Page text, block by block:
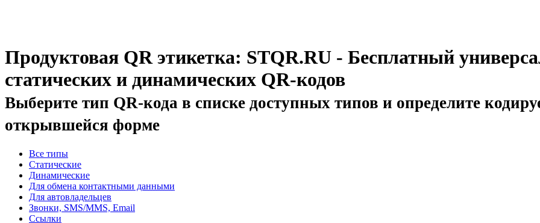
Продуктовая QR этикетка: STQR.RU - Бесплатный
статических и динамических QR-кодов
Выберите тип QR-кода в списке доступных типов и определите
открывшейся форме
Все типы
Статические
Динамические
Для обмена контактными данными
Для автовладельцев
Звонки, SMS/MMS, Email
Ссылки